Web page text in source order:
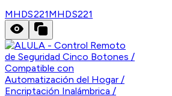
MHDS221MHDS221